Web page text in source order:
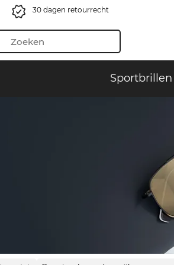
30 dagen retourrecht
Sportbrillen